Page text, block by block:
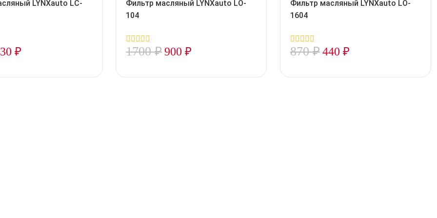
LYNXauto LC-
₽
Фильтр масляный LYNXauto LO-
104
0
out
1700₽900₽
Фильтр масляный LYNXauto LO-
1604
0
out
870₽ 440 ₽